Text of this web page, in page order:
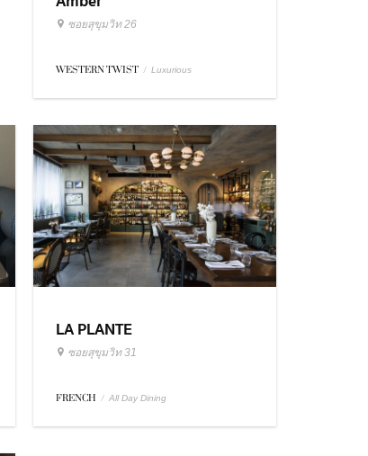
ซอยสุขุมวิท 26
WESTERN TWIST / Luxurious
LA PLANTE
ซอยสุขุมวิท 31
FRENCH / All Day Dining